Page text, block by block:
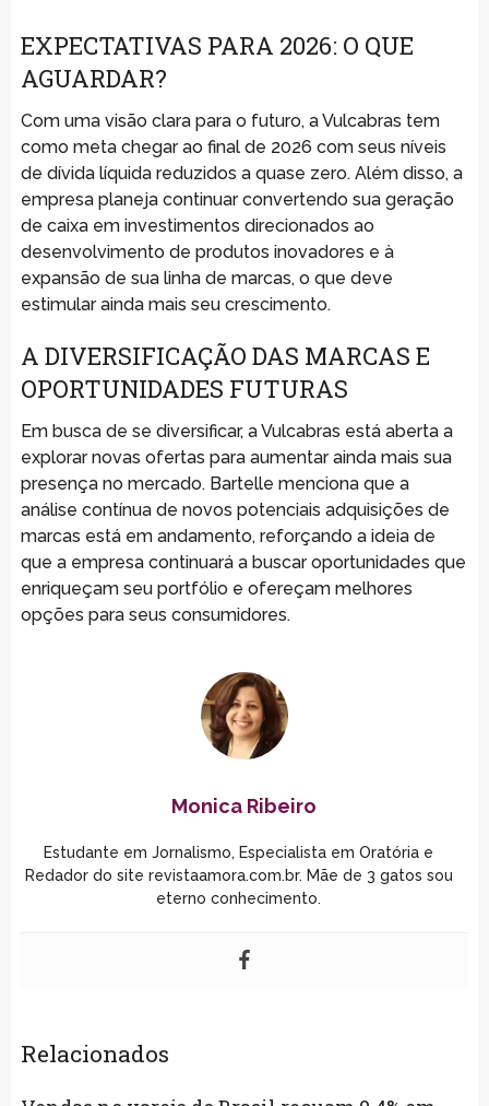
EXPECTATIVAS PARA 2026: O QUE
AGUARDAR?
Com uma visão clara para o futuro, a Vulcabras tem
como meta chegar ao final de 2026 com seus níveis
de dívida líquida reduzidos a quase zero. Além disso, a
empresa planeja continuar convertendo sua geração
de caixa em investimentos direcionados ao
desenvolvimento de produtos inovadores e à
expansão de sua linha de marcas, o que deve
estimular ainda mais seu crescimento.
A DIVERSIFICAÇÃO DAS MARCAS E
OPORTUNIDADES FUTURAS
Em busca de se diversificar, a Vulcabras está aberta a
explorar novas ofertas para aumentar ainda mais sua
presença no mercado. Bartelle menciona que a
análise contínua de novos potenciais adquisições de
marcas está em andamento, reforçando a ideia de
que a empresa continuará a buscar oportunidades que
enriqueçam seu portfólio e ofereçam melhores
opções para seus consumidores.
Monica Ribeiro
Estudante em Jornalismo, Especialista em Oratória e
Redador do site revistaamora.com.br. Mãe de 3 gatos sou
eterno conhecimento.
Relacionados